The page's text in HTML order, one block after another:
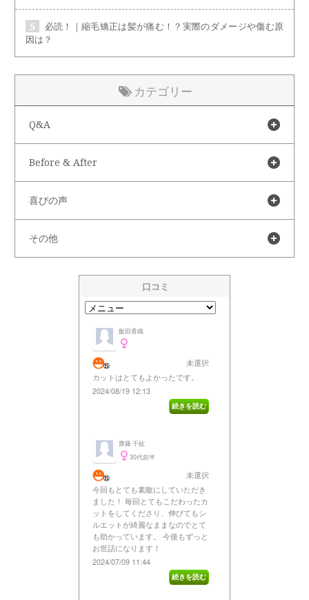
必読！｜縮毛矯正は髪が痛む！？実際のダメージや傷む原
因は？
カテゴリー
Q&A
Before & After
喜びの声
その他